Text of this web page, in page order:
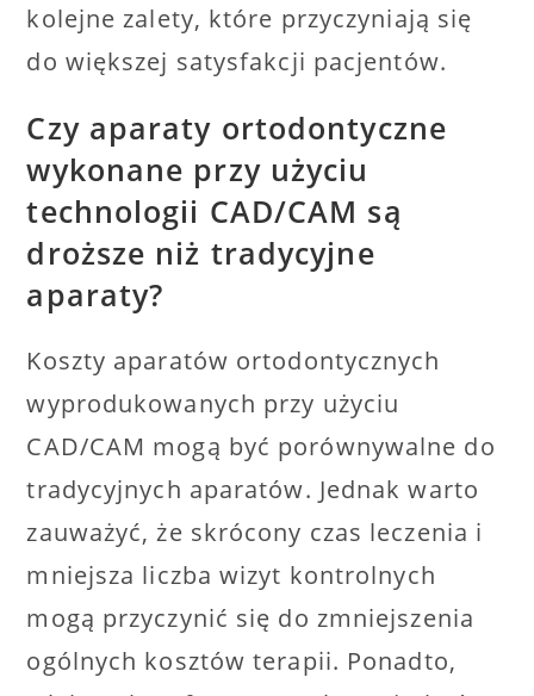
kolejne zalety, które przyczyniają się
do większej satysfakcji pacjentów.
Czy aparaty ortodontyczne
wykonane przy użyciu
technologii CAD/CAM są
droższe niż tradycyjne
aparaty?
Koszty aparatów ortodontycznych
wyprodukowanych przy użyciu
CAD/CAM mogą być porównywalne do
tradycyjnych aparatów. Jednak warto
zauważyć, że skrócony czas leczenia i
mniejsza liczba wizyt kontrolnych
mogą przyczynić się do zmniejszenia
ogólnych kosztów terapii. Ponadto,